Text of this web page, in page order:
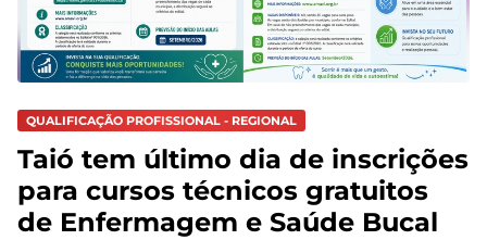
QUALIFICAÇÃO PROFISSIONAL - REGIONAL
Taió tem último dia de inscrições
para cursos técnicos gratuitos
de Enfermagem e Saúde Bucal